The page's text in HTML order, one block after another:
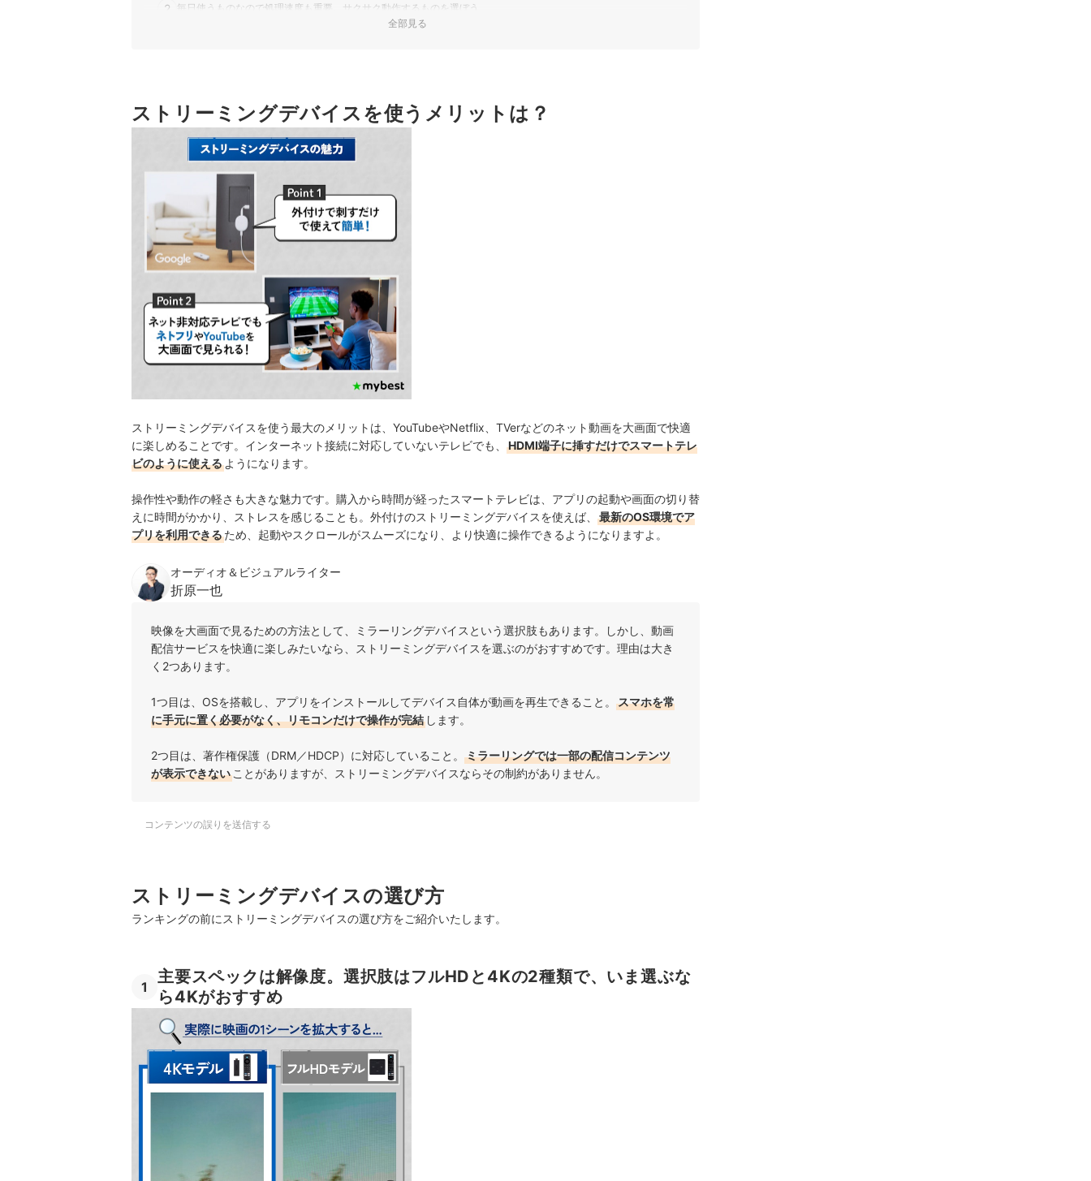
2 毎日使うものなので処理速度も重要。サクサク動作するものを選ぼう
ストリーミングデバイス全12商品おすすめ人気ランキング
売れ筋の人気ストリーミングデバイス全12商品を徹底比較！
ストリーミングデバイスの売れ筋ランキングもチェック！
全部見る
ストリーミングデバイスを使うメリットは？
ストリーミングデバイスを使う最大のメリットは、YouTubeやNetflix、TVerなどのネット動画を大画面で快適
に楽しめることです。インターネット接続に対応していないテレビでも、
HDMI端子に挿すだけでスマートテレ
ビのように使える ようになります。
操作性や動作の軽さも大きな魅力です。購入から時間が経ったスマートテレビは、アプリの起動や画面の切り替
えに時間がかかり、ストレスを感じることも。外付けのストリーミングデバイスを使えば、
最新のOS環境でア
プリを利用できるため、起動やスクロールがスムーズになり、より快適に操作できるようになりますよ。
オーディオ＆ビジュアルライター
折原一也
映像を大画面で見るための方法として、ミラーリングデバイスという選択肢もあります。しかし、動画
配信サービスを快適に楽しみたいなら、ストリーミングデバイスを選ぶのがおすすめです。理由は大き
く2つあります。
1つ目は、OSを搭載し、アプリをインストールしてデバイス自体が動画を再生できること。
スマホを常
に手元に置く必要がなく、リモコンだけで操作が完結 します。
2つ目は、著作権保護（DRM／HDCP）に対応していること。
ミラーリングでは一部の配信コンテンツ
が表示できない ことがありますが、ストリーミングデバイスならその制約がありません。
コンテンツの誤りを送信する
ストリーミングデバイスの選び方
ランキングの前にストリーミングデバイスの選び方をご紹介いたします。
1
主要スペックは解像度。選択肢はフルHDと4Kの2種類で、いま選ぶな
ら4Kがおすすめ